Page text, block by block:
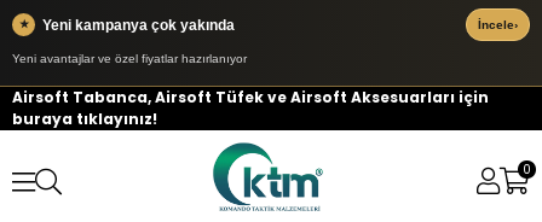
★ Yeni kampanya çok yakında
Yeni avantajlar ve özel fiyatlar hazırlanıyor
İncele›
Airsoft Tabanca, Airsoft Tüfek ve Airsoft Aksesuarları için
buraya tıklayınız!
0